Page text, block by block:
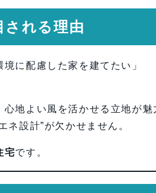
れる理由
に配慮した家を建てたい」
地よい風を活かせる立地が魅
設計”が欠かせません。
宅です。